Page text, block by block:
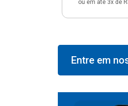
ou em até 3x de
Entre em